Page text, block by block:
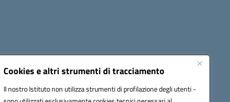
Cookies e altri strumenti di tracciamento
Il nostro Istituto non utilizza strumenti di profilazione degli utenti -
Seguici su: